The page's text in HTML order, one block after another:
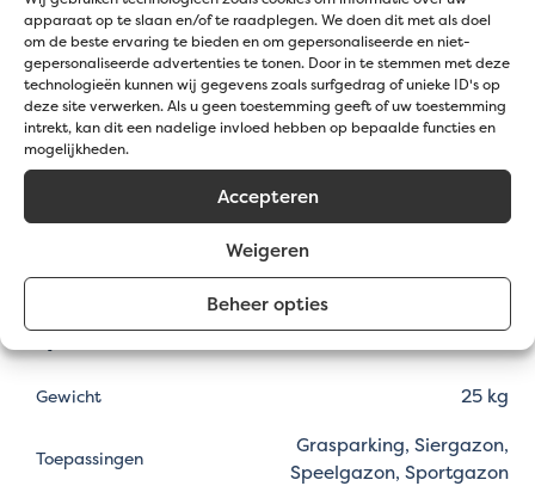
apparaat op te slaan en/of te raadplegen. We doen dit met als doel
om de beste ervaring te bieden en om gepersonaliseerde en niet-
gepersonaliseerde advertenties te tonen. Door in te stemmen met deze
technologieën kunnen wij gegevens zoals surfgedrag of unieke ID's op
deze site verwerken. Als u geen toestemming geeft of uw toestemming
intrekt, kan dit een nadelige invloed hebben op bepaalde functies en
mogelijkheden.
Accepteren
Weigeren
Beheer opties
Gazon als topdressing. Verspreid gelijkmatig
over je gazon, vooral op plekken die extra zorg
nodig hebben. Het zal helpen bij het
herstellen, verdichten en verjongen van je
gras.
Bestel vandaag nog je gazongrond voor een
efficiënt gazonherstel. Met de DCM Vivimus Gazon
zijn de kale en droge plekken zo verdwenen uit je
Specificaties
Gewicht 25 kg
Toepassingen
Grasparking, Siergazon,
Speelgazon, Sportgazon